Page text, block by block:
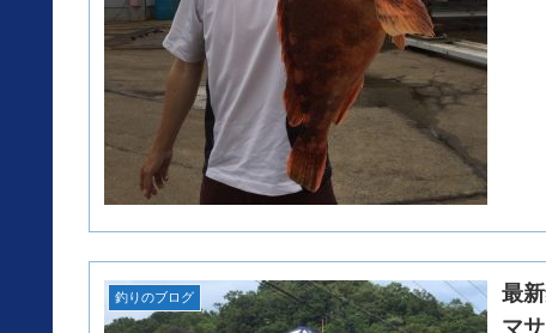
釣りのブログ
最
マ